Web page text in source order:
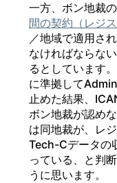
一方、ボン地裁の
間の契約（レジ
／地域で適用さ
なければならな
るとしています
に準拠して
止めた結果、
ボン地裁が認め
は同地裁が、レ
Tech-Cデータの
っている、と判
うに思います。